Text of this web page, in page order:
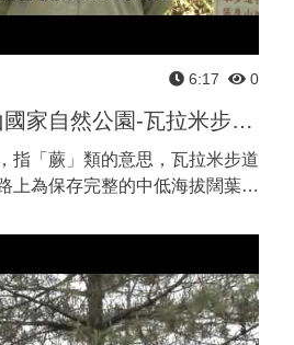
6:17 0
[行動解說員]玉山國家自然公園-瓦拉米步道佳心
指「蕨」類的意思，瓦拉米步道
上為保存完整的中低海拔闊葉林